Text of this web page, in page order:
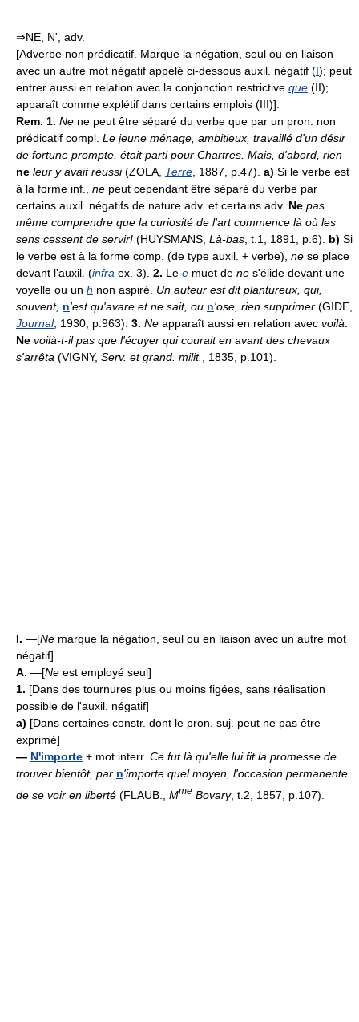
⇒NE, N', adv.
[Adverbe non prédicatif. Marque la négation, seul ou en liaison
avec un autre mot négatif appelé ci-dessous auxil. négatif (I); peut
entrer aussi en relation avec la conjonction restrictive que (II);
apparaît comme explétif dans certains emplois (III)].
Rem. 1. Ne ne peut être séparé du verbe que par un pron. non
prédicatif compl. Le jeune ménage, ambitieux, travaillé d'un désir
de fortune prompte, était parti pour Chartres. Mais, d'abord, rien
ne leur y avait réussi(ZOLA, Terre, 1887, p.47). a) Si le verbe est
à la forme inf., ne peut cependant être séparé du verbe par
certains auxil. négatifs de nature adv. et certains adv. Ne pas
même comprendre que la curiosité de l'art commence là où les
sens cessent de servir! (HUYSMANS, Là-bas, t.1, 1891, p.6). b) Si
le verbe est à la forme comp. (de type auxil. + verbe), ne se place
devant l'auxil. (infra ex. 3). 2. Le e muet de ne s'élide devant une
voyelle ou un h non aspiré. Un auteur est dit plantureux, qui,
souvent, n'est qu'avare et ne sait, ou n'ose, rien supprimer (GIDE,
Journal, 1930, p.963). 3. Ne apparaît aussi en relation avec voilà.
Ne voilà-t-il pas que l'écuyer qui courait en avant des chevaux
s'arrêta (VIGNY, Serv. et grand. milit., 1835, p.101).
I. —[Ne marque la négation, seul ou en liaison avec un autre mot
négatif]
A. —[Ne est employé seul]
1. [Dans des tournures plus ou moins figées, sans réalisation
possible de l'auxil. négatif]
a) [Dans certaines constr. dont le pron. suj. peut ne pas être
exprimé]
— N'importe + mot interr. Ce fut là qu'elle lui fit la promesse de
trouver bientôt, par n'importe quel moyen, l'occasion permanente
de se voir en liberté (FLAUB., Mme Bovary, t.2, 1857, p.107).